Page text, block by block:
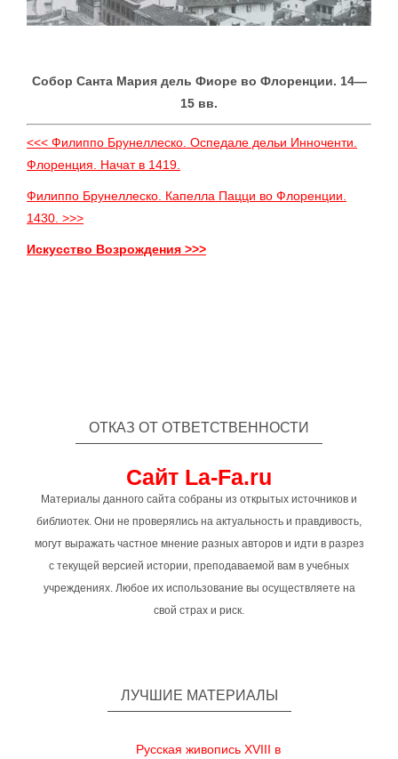
Собор Санта Мария дель Фиоре во Флоренции. 14—
15 вв.
<<< Филиппо Брунеллеско. Оспедале дельи Инноченти.
Флоренция. Начат в 1419.
Филиппо Брунеллеско. Капелла Пацци во Флоренции.
1430. >>>
Искусство Возрождения >>>
ОТКАЗ ОТ ОТВЕТСТВЕННОСТИ
Сайт La-Fa.ru
Материалы данного сайта собраны из открытых источников и
библиотек. Они не проверялись на актуальность и правдивость,
могут выражать частное мнение разных авторов и идти в разрез
с текущей версией истории, преподаваемой вам в учебных
учреждениях. Любое их использование вы осуществляете на
свой страх и риск.
ЛУЧШИЕ МАТЕРИАЛЫ
Русская живопись XVIII в